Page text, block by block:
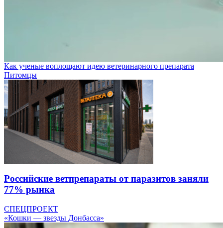
Как ученые воплощают идею ветеринарного препарата
Питомцы
Российские ветпрепараты от паразитов заняли
77% рынка
СПЕЦПРОЕКТ
«Кошки — звезды Донбасса»